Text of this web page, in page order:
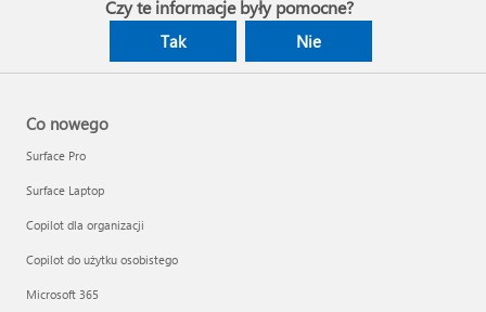
Czy te informacje były pomocne?
Tak Nie
Co nowego
Surface Pro
Surface Laptop
Copilot dla organizacji
Copilot do użytku osobistego
Microsoft 365